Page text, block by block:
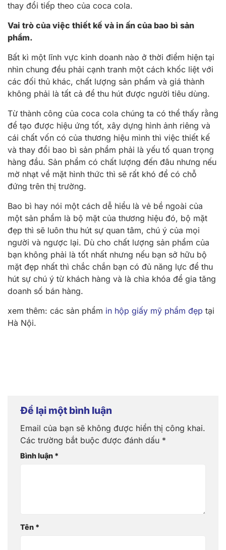
thay đổi tiếp theo của coca cola.
Vai trò của việc thiết kế và in ấn của bao bì sản
phẩm.
Bất kì một lĩnh vực kinh doanh nào ở thời điểm hiện tại
nhìn chung đều phải cạnh tranh một cách khốc liệt với
các đối thủ khác, chất lượng sản phẩm và giá thành
không phải là tất cả để thu hút được người tiêu dùng.
Từ thành công của coca cola chúng ta có thể thấy rằng
để tạo được hiệu ứng tốt, xây dựng hình ảnh riêng và
cái chất vốn có của thương hiệu mình thì việc thiết kế
và thay đổi bao bì sản phẩm phải là yếu tố quan trọng
hàng đầu. Sản phẩm có chất lượng đến đâu nhưng nếu
mờ nhạt về mặt hình thức thì sẽ rất khó để có chỗ
đứng trên thị trường.
Bao bì hay nói một cách dễ hiểu là vẻ bề ngoài của
một sản phẩm là bộ mặt của thương hiệu đó, bộ mặt
đẹp thì sẽ luôn thu hút sự quan tâm, chú ý của mọi
người và ngược lại. Dù cho chất lượng sản phẩm của
bạn không phải là tốt nhất nhưng nếu bạn sở hữu bộ
mặt đẹp nhất thì chắc chắn bạn có đủ năng lực để thu
hút sự chú ý từ khách hàng và là chìa khóa để gia tăng
doanh số bán hàng.
xem thêm: các sản phẩm in hộp giấy mỹ phẩm đẹp tại
Hà Nội.
Để lại một bình luận
Email của bạn sẽ không được hiển thị công khai.
Các trường bắt buộc được đánh dấu *
Bình luận *
Tên *